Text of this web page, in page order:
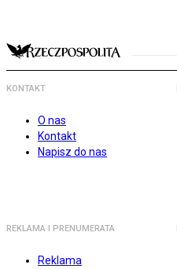
KONTAKT
O nas
Kontakt
Napisz do nas
REKLAMA I PRENUMERATA
Reklama